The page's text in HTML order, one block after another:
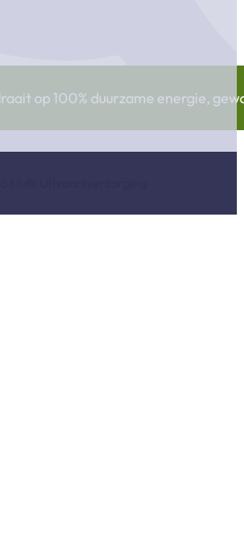
op 100% duurzame energie,